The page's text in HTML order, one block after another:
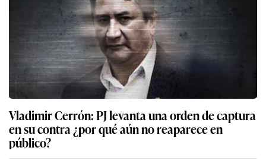
Vladimir Cerrón: PJ levanta una orden de captura
en su contra ¿por qué aún no reaparece en
público?